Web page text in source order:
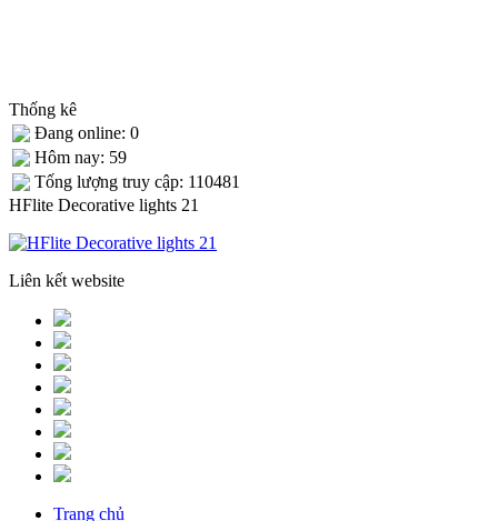
Thống kê
Đang online: 0
Hôm nay: 59
Tống lượng truy cập: 110481
HFlite Decorative lights 21
Liên kết website
Trang chủ